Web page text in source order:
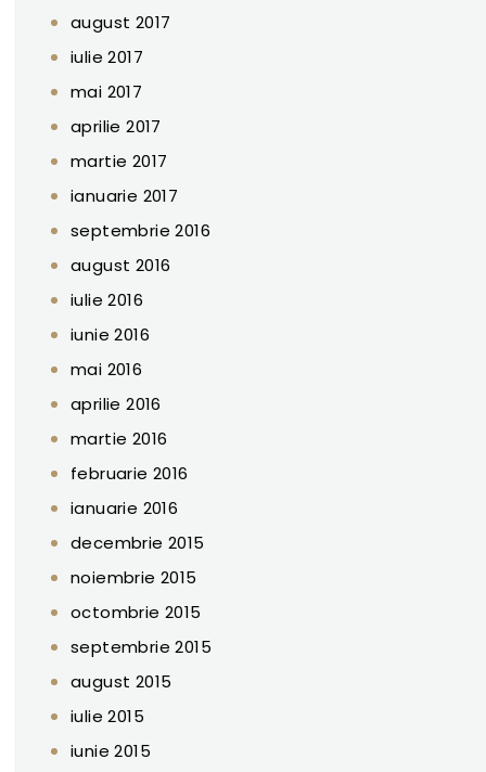
august 2017
iulie 2017
mai 2017
aprilie 2017
martie 2017
ianuarie 2017
septembrie 2016
august 2016
iulie 2016
iunie 2016
mai 2016
aprilie 2016
martie 2016
februarie 2016
ianuarie 2016
decembrie 2015
noiembrie 2015
octombrie 2015
septembrie 2015
august 2015
iulie 2015
iunie 2015